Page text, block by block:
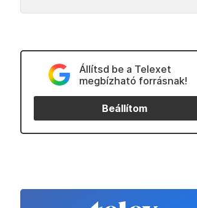
Állítsd be a Telexet
megbízható forrásnak!
Beállítom